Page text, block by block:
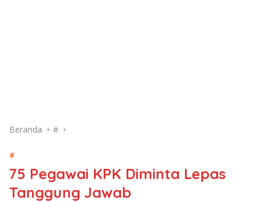
Beranda #
#
75 Pegawai KPK Diminta Lepas
Tanggung Jawab